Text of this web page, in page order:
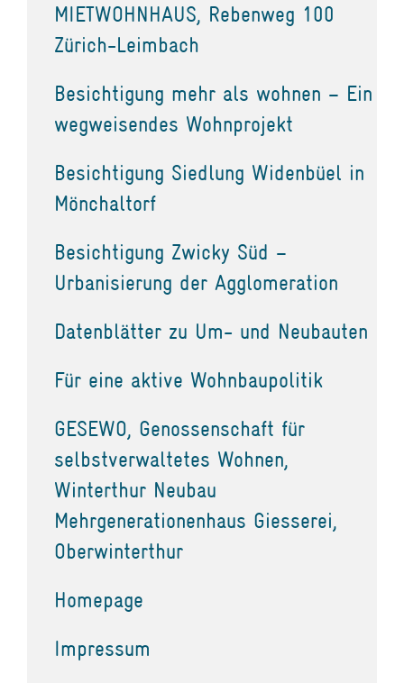
MIETWOHNHAUS, Rebenweg 100
Zürich-Leimbach
Besichtigung mehr als wohnen – Ein
wegweisendes Wohnprojekt
Besichtigung Siedlung Widenbüel in
Mönchaltorf
Besichtigung Zwicky Süd –
Urbanisierung der Agglomeration
Datenblätter zu Um- und Neubauten
Für eine aktive Wohnbaupolitik
GESEWO, Genossenschaft für
selbstverwaltetes Wohnen,
Winterthur Neubau
Mehrgenerationenhaus Giesserei,
Oberwinterthur
Homepage
Impressum